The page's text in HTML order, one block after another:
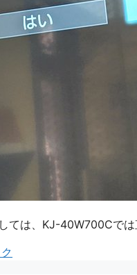
ては、KJ-40W700Cで